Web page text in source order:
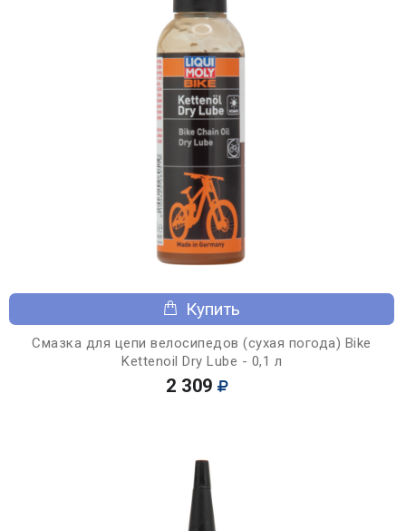
Купить
Смазка для цепи велосипедов (сухая погода) Bike
Kettenoil Dry Lube - 0,1 л
2 309